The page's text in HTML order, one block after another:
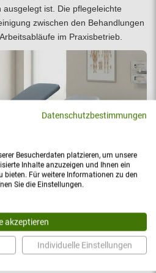
ist. Die pflegeleichte
zwischen den Behandlungen
im Praxisbetrieb.
Klinik
Datenschutzbestimmungen
Besucherdaten platzieren, um unsere
Inhalte anzuzeigen und Ihnen ein
bieten. Für weitere Informationen zu den
Sie die Einstellungen.
akzeptieren
Individuelle Einstellungen